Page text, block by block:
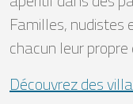
Familles, nudistes
chacun leur
Découvrez des